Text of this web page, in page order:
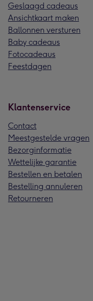
Geslaagd cadeaus
Ansichtkaart maken
Ballonnen versturen
Baby cadeaus
Fotocadeaus
Feestdagen
Klantenservice
Contact
Meestgestelde vragen
Bezorginformatie
Wettelijke garantie
Bestellen en betalen
Bestelling annuleren
Retourneren